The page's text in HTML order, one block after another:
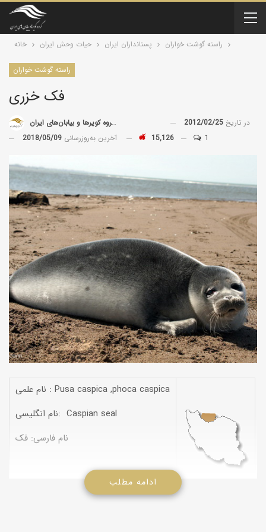
خانه حیات وحش ایران پستانداران ايران راسته گوشت خواران
راسته گوشت خواران
فک خزری
توسط گروه کویرها و بیابان‌های ایران در تاریخ 2012/02/25
آخرین به‌روزرسانی 2018/05/09 15,126 1
نام علمی : Pusa caspica ,phoca caspica
نام انگلیسی: Caspian seal
نام فارسی: فک
ادامه مطلب